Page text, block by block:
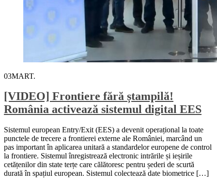
03MART.
[VIDEO] Frontiere fără ștampilă!
România activează sistemul digital EES
Sistemul european Entry/Exit (EES) a devenit operațional la toate
punctele de trecere a frontierei externe ale României, marcând un
pas important în aplicarea unitară a standardelor europene de control
la frontiere. Sistemul înregistrează electronic intrările și ieșirile
cetățenilor din state terțe care călătoresc pentru șederi de scurtă
durată în spațiul european. Sistemul colectează date biometrice […]